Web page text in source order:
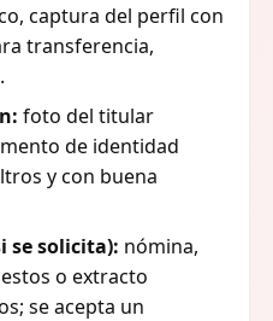
captura del perfil con
transferencia,
foto del titular
de identidad
y con buena
se solicita): nómina,
o extracto
se acepta un